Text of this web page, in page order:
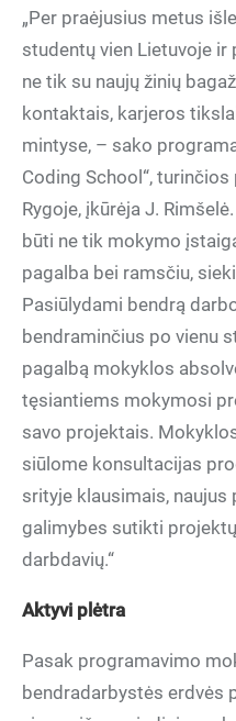
„Per praėjusius metus
studentų vien Lietuvoje ir
ne tik su naujų žinių
kontaktais, karjeros
mintyse, – sako
Coding School“,
Rygoje, įkūrėja J.
būti ne tik mokymo
pagalba bei ramsčiu,
Pasiūlydami bendrą
bendraminčius po vienu
pagalbą mokyklos
tęsiantiems mokymosi
savo projektais.
siūlome konsultacijas
srityje klausimais,
galimybes sutikti
darbdavių.“
Aktyvi plėtra
Pasak programavimo
bendradarbystės erdvės